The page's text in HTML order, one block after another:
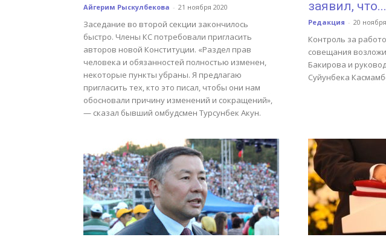
Айгерим Рыскулбекова - 21 ноября 2020
Заседание во второй секции закончилось
быстро. Члены КС потребовали пригласить
авторов новой Конституции. «Раздел прав
человека и обязанностей полностью изменен,
некоторые пункты убраны. Я предлагаю
пригласить тех, кто это писал, чтобы они нам
обосновали причину изменений и сокращений»,
— сказал бывший омбудсмен Турсунбек Акун.
заявил, что...
Редакция - 20
Контроль за
совещания
Бакирова и
Суйунбека